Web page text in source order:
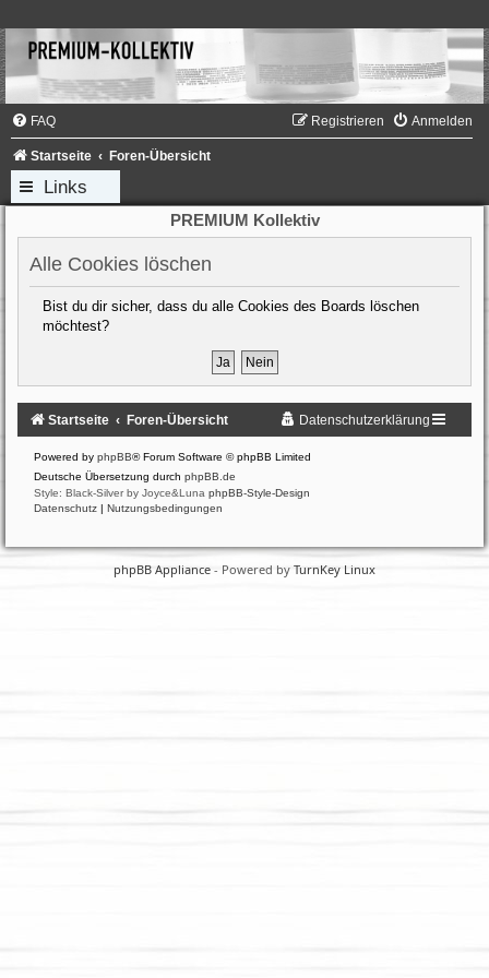
FAQ Anmelden
Registrieren
Startseite Foren-Übersicht
Links
PREMIUM Kollektiv
Alle Cookies löschen
Bist du dir sicher, dass du alle Cookies des Boards löschen
möchtest?
Startseite Foren-Übersicht Datenschutzerklärung
Powered by phpBB® Forum Software © phpBB Limited
Deutsche Übersetzung durch phpBB.de
Style: Black-Silver by Joyce&Luna phpBB-Style-Design
Datenschutz | Nutzungsbedingungen
phpBB Appliance - Powered by TurnKey Linux